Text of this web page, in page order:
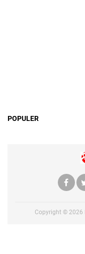
POPULER
Copyright © 2026